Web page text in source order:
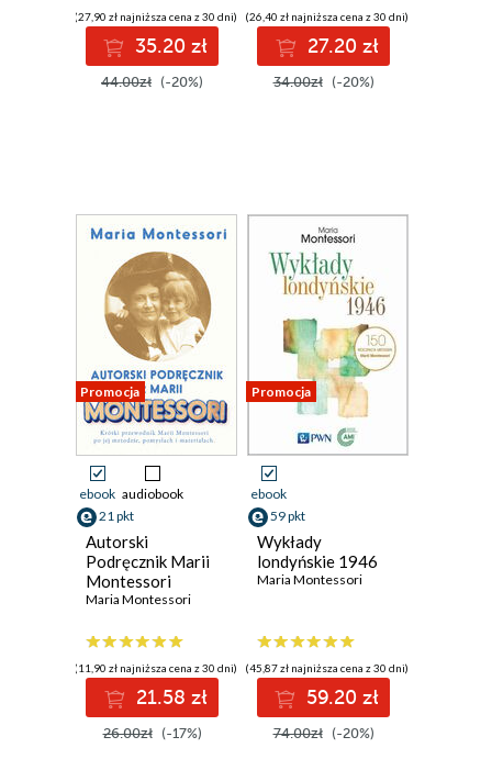
(27,90 zł najniższa cena z 30 dni)
35.20 zł
44.00zł (-20%)
(26,40 zł najniższa cena z 30 dni)
27.20 zł
34.00zł (-20%)
Promocja
ebook audiobook
21 pkt
Autorski
Podręcznik Marii
Montessori
Maria Montessori
(11,90 zł najniższa cena z 30 dni)
21.58 zł
26.00zł (-17%)
Promocja
ebook
59 pkt
Wykłady
londyńskie 1946
Maria Montessori
(45,87 zł najniższa cena z 30 dni)
59.20 zł
74.00zł (-20%)